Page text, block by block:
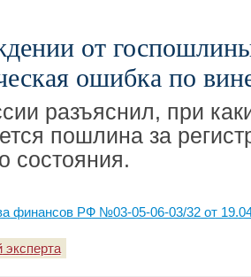
от
ошибка по
разъяснил, при
пошлина за
состояния.
финансов РФ №03-05-06-03/32 от
эксперта